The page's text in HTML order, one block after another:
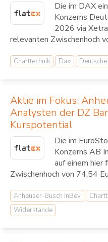
Die im DAX
Konzerns
2026 via
relevanten Zwischenhoch
Charttechnik Dax
Aktie im Fokus:
Analysten der DZ
Kurspotential
Die im
Konzerns AB
auf einem hier
Zwischenhoch von 74,54
Anheuser-Busch InBev
Widerstände